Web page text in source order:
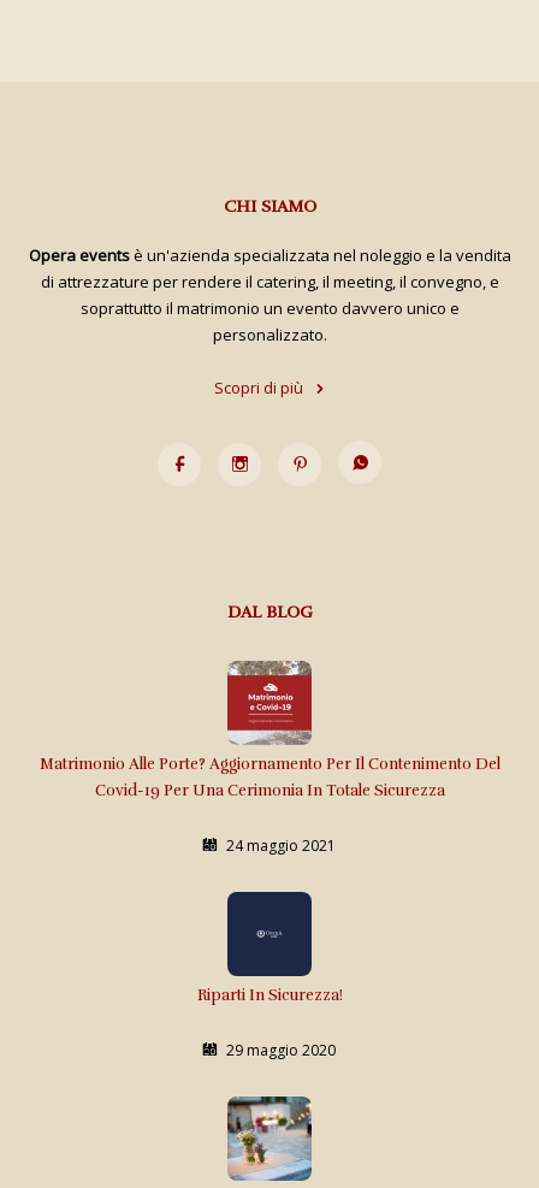
CHI SIAMO
Opera eventsè un'azienda specializzata nel noleggio e la vendita
di attrezzature per rendere il catering, il meeting, il convegno, e
soprattutto il matrimonio un evento davvero unico e
personalizzato.
Scopri di più
DAL BLOG
Matrimonio Alle Porte? Aggiornamento Per Il Contenimento Del
Covid-19 Per Una Cerimonia In Totale Sicurezza
24 maggio 2021
Riparti In Sicurezza!
29 maggio 2020